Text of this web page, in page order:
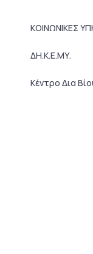
ΚΟΙΝΩΝΙΚΕΣ
ΔΗ.Κ.Ε.ΜΥ.
Κέντρο Δια